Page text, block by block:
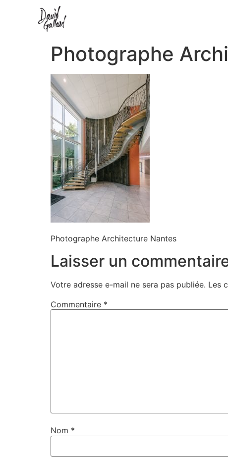
Photographe
Photographe Architecture Nantes
Laisser un
Votre adresse e-mail ne sera pas publiée. Les
Commentaire *
Nom *